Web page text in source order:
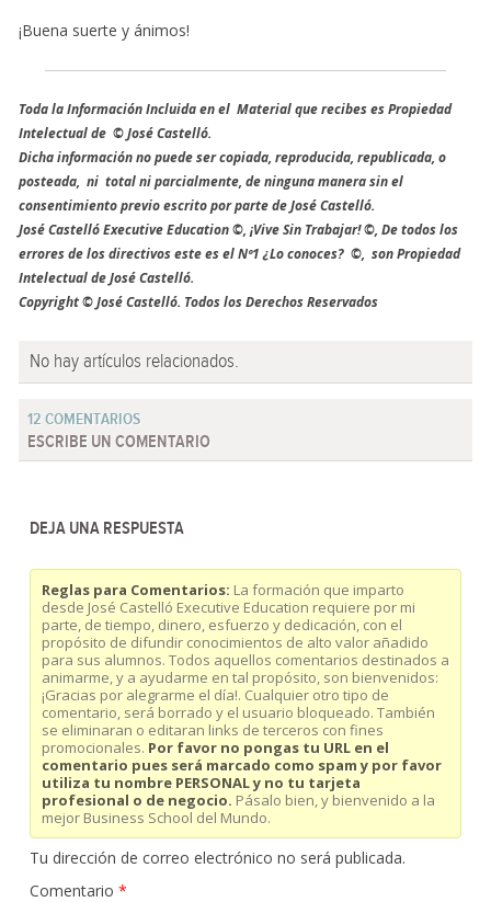
¡Buena suerte y ánimos!
Toda la Información Incluida en el Material que recibes es Propiedad
Intelectual de © José Castelló.
Dicha información no puede ser copiada, reproducida, republicada, o
posteada, ni total ni parcialmente, de ninguna manera sin el
consentimiento previo escrito por parte de José Castelló.
José Castelló Executive Education ©, ¡Vive Sin Trabajar! ©, De todos los
errores de los directivos este es el Nº1 ¿Lo conoces? ©, son Propiedad
Intelectual de José Castelló.
Copyright © José Castelló. Todos los Derechos Reservados
No hay artículos relacionados.
12 COMENTARIOS
ESCRIBE UN COMENTARIO
DEJA UNA RESPUESTA
Reglas para Comentarios: La formación que imparto
desde José Castelló Executive Education requiere por mi
parte, de tiempo, dinero, esfuerzo y dedicación, con el
propósito de difundir conocimientos de alto valor añadido
para sus alumnos. Todos aquellos comentarios destinados a
animarme, y a ayudarme en tal propósito, son bienvenidos:
¡Gracias por alegrarme el día!. Cualquier otro tipo de
comentario, será borrado y el usuario bloqueado. También
se eliminaran o editaran links de terceros con fines
promocionales. Por favor no pongas tu URL en el
comentario pues será marcado como spam y por favor
utiliza tu nombre PERSONAL y no tu tarjeta
profesional o de negocio. Pásalo bien, y bienvenido a la
mejor Business School del Mundo.
Tu dirección de correo electrónico no será publicada.
Comentario *